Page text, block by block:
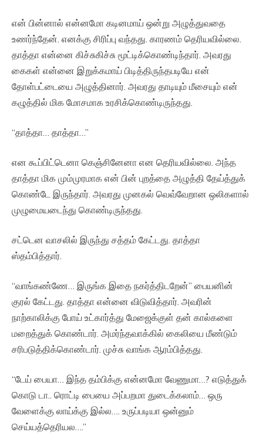
என் பின்னால் என்னமோ கடினமாய் ஒன்று அழுத்துவதை
உணர்ந்தேன். எனக்கு சிரிப்பு வந்தது. காரணம் தெரியவில்லை.
தாத்தா என்னை கிச்சுகிச்சு மூட்டிக்கொண்டிந்தார். அவரது
கைகள் என்னை இறுக்கமாய் பிடித்திருந்தபடியே என்
தோள்பட்டையை அழுத்தினார். அவரது தாடியும் மீசையும் என்
கழுத்தில் மிக மோசமாக உரசிக்கொண்டிருந்தது.
“தாத்தா… தாத்தா…”
என கூப்பிட்டெனா கெஞ்சினேனா என தெரியவில்லை. அந்த
தாத்தா மிக மும்முரமாக என் பின் புறத்தை அழுத்தி தேய்த்துக்
கொண்டே இருந்தார். அவரது முனகல் வெவ்வேறான ஒலிகளால்
முழுமையடைந்து கொண்டிருந்தது.
சட்டென வாசலில் இருந்து சத்தம் கேட்டது. தாத்தா
ஸ்தம்பித்தார்.
“வாங்கண்ணே… இருங்க இதை நகர்த்திடறேன்” பையனின்
குரல் கேட்டது. தாத்தா என்னை விடுவித்தார். அவரின்
நாற்காலிக்கு போய் உட்கார்த்து மேஜைக்குள் தன் கால்களை
மறைத்துக் கொண்டார். அமர்ந்தவாக்கில் கைலியை மீண்டும்
சரிபடுத்திக்கொண்டார். முச்சு வாங்க ஆரம்பித்தது.
“டேய் பையா… இந்த தம்பிக்கு என்னமோ வேணுமா…? எடுத்துக்
கொடு டா.. ரொட்டி பையை அப்பறமா துடைக்கலாம்… ஒரு
வேளைக்கு லாய்க்கு இல்ல…. உருப்படியா ஒன்னும்
செய்யத்தெரியல….”